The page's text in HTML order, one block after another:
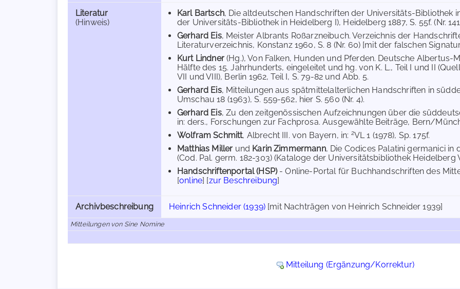
Literatur
(Hinweis)
Karl Bartsch, Die altdeutschen Handschriften der Universitäts-Bibliothek
der Universitäts-Bibliothek in Heidelberg I), Heidelberg 1887, S. 55f. (Nr.
Gerhard Eis, Meister Albrants Roßarzneibuch. Verzeichnis der
Literaturverzeichnis, Konstanz 1960, S. 8 (Nr. 60) [mit der falschen Signatur
Kurt Lindner(Hg.), Von Falken, Hunden und Pferden. Deutsche
Hälfte des 15. Jahrhunderts, eingeleitet und hg. von K. L., Teil I und II
VII und VIII), Berlin 1962, Teil I, S. 79-82 und Abb. 5.
Gerhard Eis, Mitteilungen aus spätmittelalterlichen Handschriften in
Umschau 18 (1963), S. 559-562, hier S. 560 (Nr. 4).
Gerhard Eis, Zu den zeitgenössischen Aufzeichnungen über die
in: ders., Forschungen zur Fachprosa. Ausgewählte Beiträge, Bern/
Wolfram Schmitt, Albrecht III. von Bayern, in: 2VL 1 (1978), Sp. 175f.
Matthias Miller und Karin Zimmermann, Die Codices Palatini germanici
(Cod. Pal. germ. 182-303) (Kataloge der Universitätsbibliothek Heidelberg
Handschriftenportal (HSP)- Online-Portal für Buchhandschriften des
[online] [zur Beschreibung]
Archivbeschreibung Heinrich Schneider (1939) [mit Nachträgen von Heinrich Schneider 1939]
Mitteilungen von Sine Nomine
Mitteilung (Ergänzung/Korrektur)